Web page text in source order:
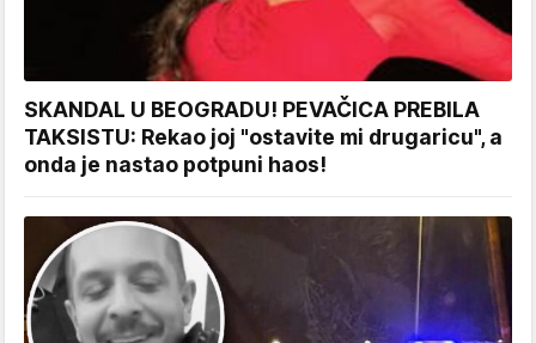
SKANDAL U BEOGRADU! PEVAČICA PREBILA
TAKSISTU: Rekao joj "ostavite mi drugaricu", a
onda je nastao potpuni haos!